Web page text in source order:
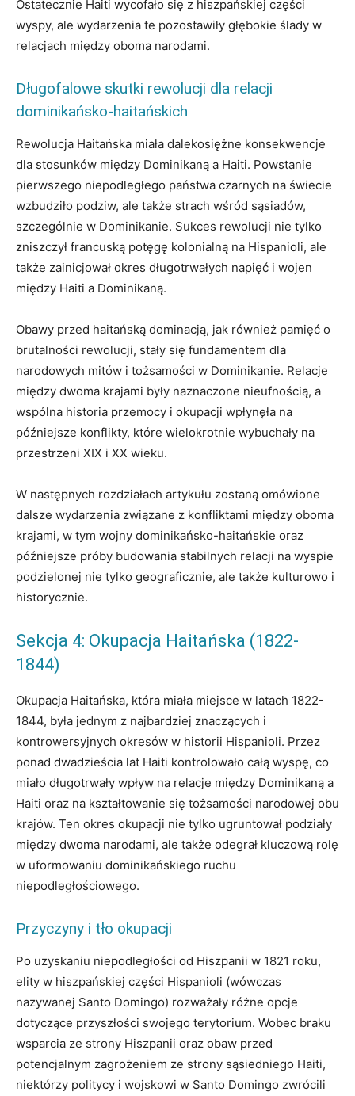
Ostatecznie Haiti wycofało się z hiszpańskiej części
wyspy, ale wydarzenia te pozostawiły głębokie ślady w
relacjach między oboma narodami.
Długofalowe skutki rewolucji dla relacji
dominikańsko-haitańskich
Rewolucja Haitańska miała dalekosiężne konsekwencje
dla stosunków między Dominikaną a Haiti. Powstanie
pierwszego niepodległego państwa czarnych na świecie
wzbudziło podziw, ale także strach wśród sąsiadów,
szczególnie w Dominikanie. Sukces rewolucji nie tylko
zniszczył francuską potęgę kolonialną na Hispanioli, ale
także zainicjował okres długotrwałych napięć i wojen
między Haiti a Dominikaną.
Obawy przed haitańską dominacją, jak również pamięć o
brutalności rewolucji, stały się fundamentem dla
narodowych mitów i tożsamości w Dominikanie. Relacje
między dwoma krajami były naznaczone nieufnością, a
wspólna historia przemocy i okupacji wpłynęła na
późniejsze konflikty, które wielokrotnie wybuchały na
przestrzeni XIX i XX wieku.
W następnych rozdziałach artykułu zostaną omówione
dalsze wydarzenia związane z konfliktami między oboma
krajami, w tym wojny dominikańsko-haitańskie oraz
późniejsze próby budowania stabilnych relacji na wyspie
podzielonej nie tylko geograficznie, ale także kulturowo i
historycznie.
Sekcja 4: Okupacja Haitańska (1822-
1844)
Okupacja Haitańska, która miała miejsce w latach 1822-
1844, była jednym z najbardziej znaczących i
kontrowersyjnych okresów w historii Hispanioli. Przez
ponad dwadzieścia lat Haiti kontrolowało całą wyspę, co
miało długotrwały wpływ na relacje między Dominikaną a
Haiti oraz na kształtowanie się tożsamości narodowej obu
krajów. Ten okres okupacji nie tylko ugruntował podziały
między dwoma narodami, ale także odegrał kluczową rolę
w uformowaniu dominikańskiego ruchu
niepodległościowego.
Przyczyny i tło okupacji
Po uzyskaniu niepodległości od Hiszpanii w 1821 roku,
elity w hiszpańskiej części Hispanioli (wówczas
nazywanej Santo Domingo) rozważały różne opcje
dotyczące przyszłości swojego terytorium. Wobec braku
wsparcia ze strony Hiszpanii oraz obaw przed
potencjalnym zagrożeniem ze strony sąsiedniego Haiti,
niektórzy politycy i wojskowi w Santo Domingo zwrócili